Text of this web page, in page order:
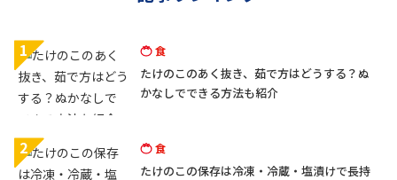
1 食
たけのこのあく抜き、茹で方はどうする？ぬ
かなしでできる方法も紹介
2 食
たけのこの保存は冷凍・冷蔵・塩漬けで長持